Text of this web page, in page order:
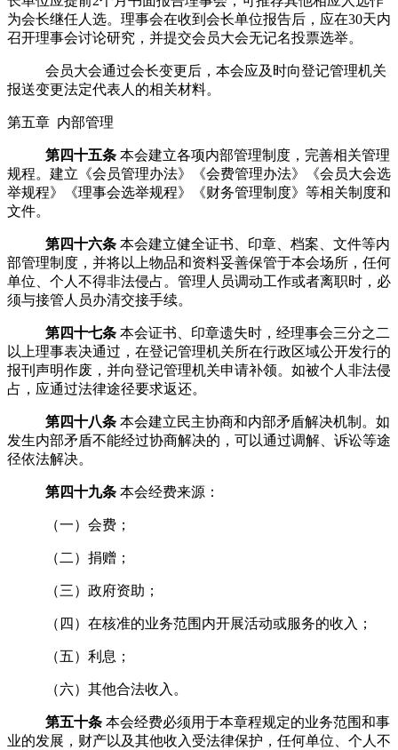
为会长继任人选。理事会在收到会长单位报告后，应在30天内
召开理事会讨论研究，并提交会员大会无记名投票选举。
会员大会通过会长变更后，本会应及时向登记管理机关
报送变更法定代表人的相关材料。
第五章 内部管理
第四十五条 本会建立各项内部管理制度，完善相关管理
规程。建立《会员管理办法》《会费管理办法》《会员大会选
举规程》《理事会选举规程》《财务管理制度》等相关制度和
文件。
第四十六条 本会建立健全证书、印章、档案、文件等内
部管理制度，并将以上物品和资料妥善保管于本会场所，任何
单位、个人不得非法侵占。管理人员调动工作或者离职时，必
须与接管人员办清交接手续。
第四十七条 本会证书、印章遗失时，经理事会三分之二
以上理事表决通过，在登记管理机关所在行政区域公开发行的
报刊声明作废，并向登记管理机关申请补领。如被个人非法侵
占，应通过法律途径要求返还。
第四十八条 本会建立民主协商和内部矛盾解决机制。如
发生内部矛盾不能经过协商解决的，可以通过调解、诉讼等途
径依法解决。
第四十九条 本会经费来源：
（一）会费；
（二）捐赠；
（三）政府资助；
（四）在核准的业务范围内开展活动或服务的收入；
（五）利息；
（六）其他合法收入。
第五十条 本会经费必须用于本章程规定的业务范围和事
业的发展，财产以及其他收入受法律保护，任何单位、个人不